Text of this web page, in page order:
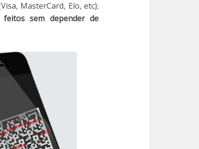
MasterCard, Elo, etc);
sem depender de